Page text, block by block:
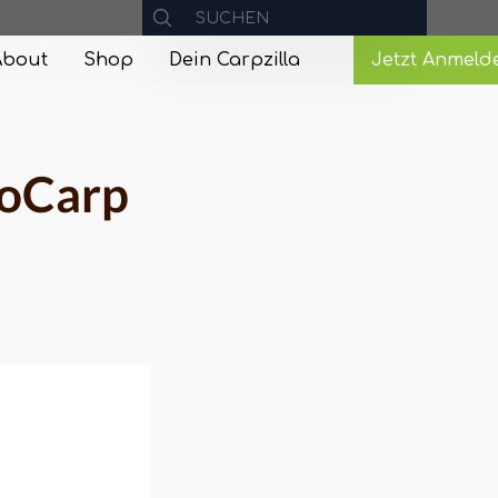
Shop Dein Carpzilla Jetzt